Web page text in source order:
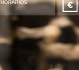
HORARIOS